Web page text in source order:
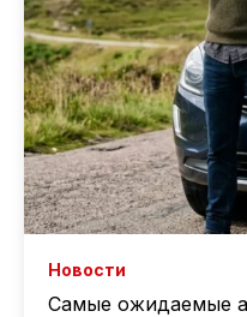
Новости
Самые ожидаемые